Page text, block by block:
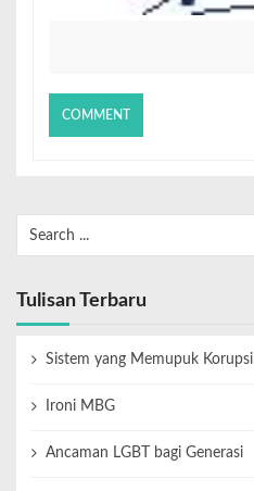
Tulisan Terbaru
Sistem yang Memupuk Korupsi
Ironi MBG
Ancaman LGBT bagi Generasi